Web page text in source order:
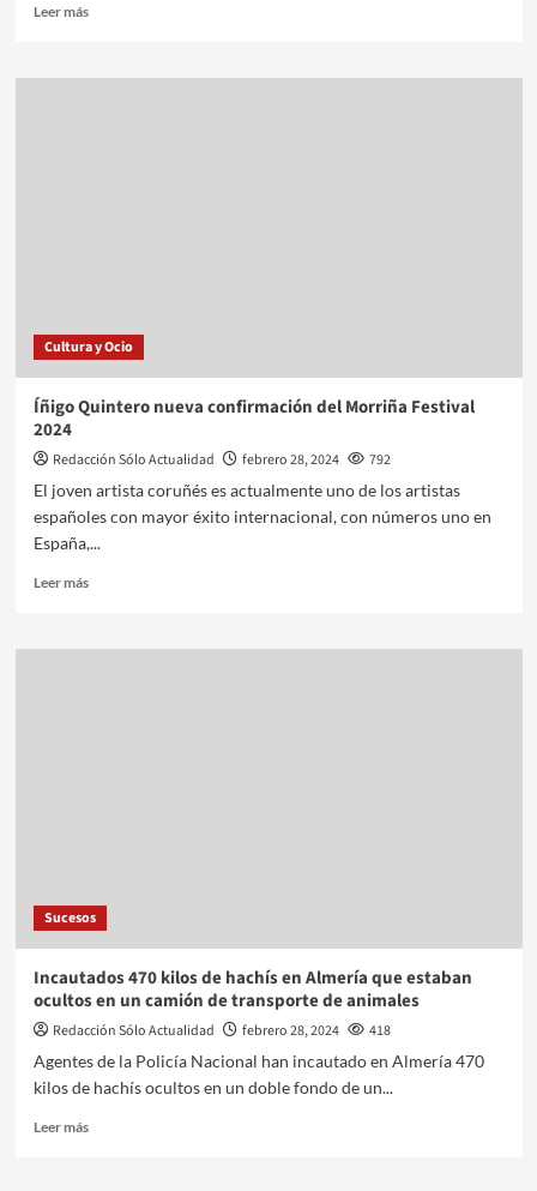
Leer más
Cultura y Ocio
Íñigo Quintero nueva confirmación del Morriña Festival
2024
Redacción Sólo Actualidad febrero 28, 2024
792
El joven artista coruñés es actualmente uno de los artistas
españoles con mayor éxito internacional, con números uno en
España,...
Leer más
Sucesos
Incautados 470 kilos de hachís en Almería que estaban
ocultos en un camión de transporte de animales
Redacción Sólo Actualidad febrero 28, 2024
418
Agentes de la Policía Nacional han incautado en Almería 470
kilos de hachís ocultos en un doble fondo de un...
Leer más